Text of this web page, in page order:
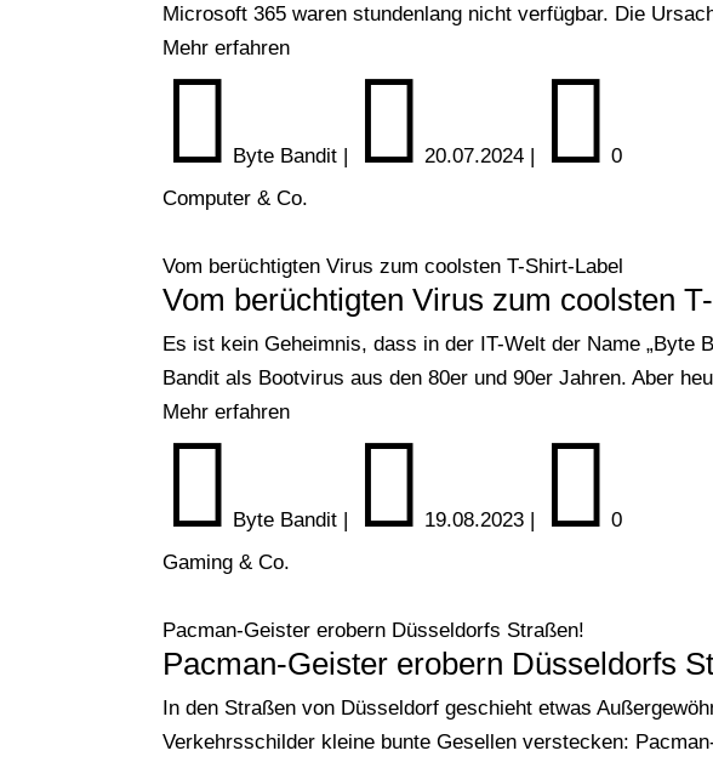
Microsoft 365 waren stundenlang nicht verfügbar. Die
Mehr erfahren
 Byte Bandit |  20.07.2024 | 0
Computer & Co.
Vom berüchtigten Virus zum coolsten T-Shirt-Label
Vom berüchtigten Virus zum coolsten
Es ist kein Geheimnis, dass in der IT-Welt der Name „Byte
Bandit als Bootvirus aus den 80er und 90er Jahren. Aber
Mehr erfahren
 Byte Bandit |  19.08.2023 | 0
Gaming & Co.
Pacman-Geister erobern Düsseldorfs Straßen!
Pacman-Geister erobern Düsseldorfs
In den Straßen von Düsseldorf geschieht etwas
Verkehrsschilder kleine bunte Gesellen verstecken: